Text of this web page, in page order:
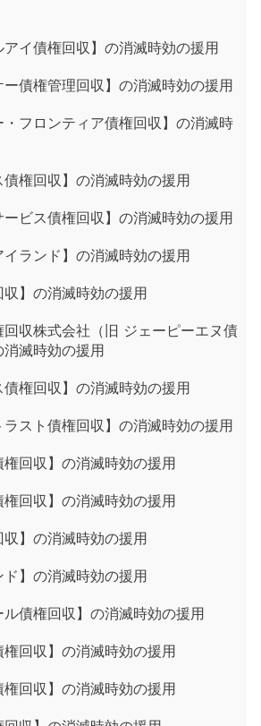
アイ債権回収】の消滅時効の援用
ー債権管理回収】の消滅時効の援用
・フロンティア債権回収】の消滅時
債権回収】の消滅時効の援用
ービス債権回収】の消滅時効の援用
イランド】の消滅時効の援用
収】の消滅時効の援用
回収株式会社（旧 ジェーピーエヌ債
滅時効の援用
債権回収】の消滅時効の援用
ラスト債権回収】の消滅時効の援用
権回収】の消滅時効の援用
権回収】の消滅時効の援用
収】の消滅時効の援用
ド】の消滅時効の援用
ル債権回収】の消滅時効の援用
権回収】の消滅時効の援用
権回収】の消滅時効の援用